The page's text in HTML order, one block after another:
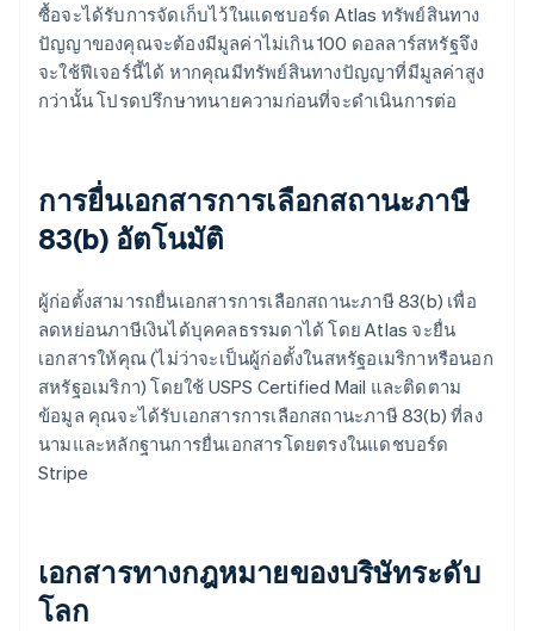
ซื้อจะได้รับการจัดเก็บไว้ในแดชบอร์ด Atlas ทรัพย์สินทาง
ปัญญาของคุณจะต้องมีมูลค่าไม่เกิน 100 ดอลลาร์สหรัฐจึง
จะใช้ฟีเจอร์นี้ได้ หากคุณมีทรัพย์สินทางปัญญาที่มีมูลค่าสูง
กว่านั้น โปรดปรึกษาทนายความก่อนที่จะดำเนินการต่อ
การยื่นเอกสารการเลือกสถานะภาษี
83(b) อัตโนมัติ
ผู้ก่อตั้งสามารถยื่นเอกสารการเลือกสถานะภาษี 83(b) เพื่อ
ลดหย่อนภาษีเงินได้บุคคลธรรมดาได้ โดย Atlas จะยื่น
เอกสารให้คุณ (ไม่ว่าจะเป็นผู้ก่อตั้งในสหรัฐอเมริกาหรือนอก
สหรัฐอเมริกา) โดยใช้ USPS Certified Mail และติดตาม
ข้อมูล คุณจะได้รับเอกสารการเลือกสถานะภาษี 83(b) ที่ลง
นามและหลักฐานการยื่นเอกสารโดยตรงในแดชบอร์ด
Stripe
เอกสารทางกฎหมายของบริษัทระดับ
โลก